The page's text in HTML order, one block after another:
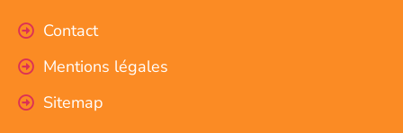
Contact
Mentions légales
Sitemap